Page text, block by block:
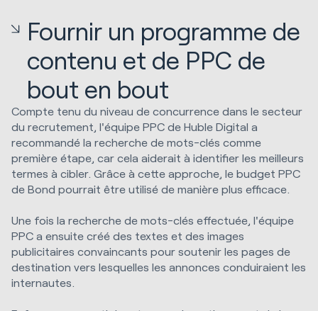
Fournir un programme de
contenu et de PPC de
bout en bout
Compte tenu du niveau de concurrence dans le secteur
du recrutement, l'équipe PPC de Huble Digital a
recommandé la recherche de mots-clés comme
première étape, car cela aiderait à identifier les meilleurs
termes à cibler. Grâce à cette approche, le budget PPC
de Bond pourrait être utilisé de manière plus efficace.
Une fois la recherche de mots-clés effectuée, l'équipe
PPC a ensuite créé des textes et des images
publicitaires convaincants pour soutenir les pages de
destination vers lesquelles les annonces conduiraient les
internautes.